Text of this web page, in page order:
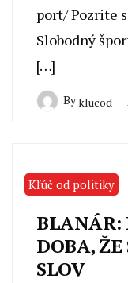
port/ Pozrite
Slobodný
[…]
Byklucod
Kľúč od politiky
BLANÁR:
DOBA,
SLOV